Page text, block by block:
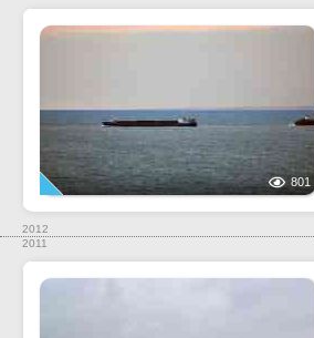
801
2012
2011